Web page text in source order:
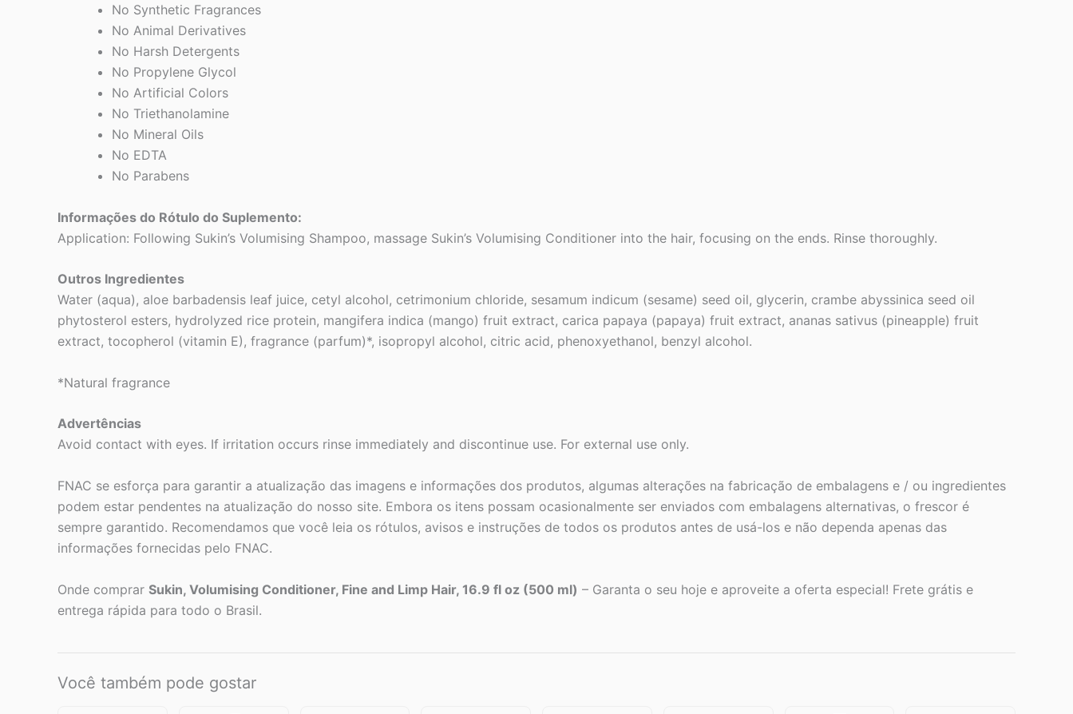
No Synthetic Fragrances
No Animal Derivatives
No Harsh Detergents
No Propylene Glycol
No Artificial Colors
No Triethanolamine
No Mineral Oils
No EDTA
No Parabens
Informações do Rótulo do Suplemento:
Application: Following Sukin’s Volumising Shampoo, massage Sukin’s Volumising Conditioner into the hair, focusing on the ends. Rinse thoroughly.
Outros Ingredientes
Water (aqua), aloe barbadensis leaf juice, cetyl alcohol, cetrimonium chloride, sesamum indicum (sesame) seed oil, glycerin, crambe abyssinica seed oil
phytosterol esters, hydrolyzed rice protein, mangifera indica (mango) fruit extract, carica papaya (papaya) fruit extract, ananas sativus (pineapple) fruit
extract, tocopherol (vitamin E), fragrance (parfum)*, isopropyl alcohol, citric acid, phenoxyethanol, benzyl alcohol.
*Natural fragrance
Advertências
Avoid contact with eyes. If irritation occurs rinse immediately and discontinue use. For external use only.
FNAC se esforça para garantir a atualização das imagens e informações dos produtos, algumas alterações na fabricação de embalagens e / ou ingredientes
podem estar pendentes na atualização do nosso site. Embora os itens possam ocasionalmente ser enviados com embalagens alternativas, o frescor é
sempre garantido. Recomendamos que você leia os rótulos, avisos e instruções de todos os produtos antes de usá-los e não dependa apenas das
informações fornecidas pelo FNAC.
Onde comprar Sukin, Volumising Conditioner, Fine and Limp Hair, 16.9 fl oz (500 ml) – Garanta o seu hoje e aproveite a oferta especial! Frete grátis e
entrega rápida para todo o Brasil.
Você também pode gostar